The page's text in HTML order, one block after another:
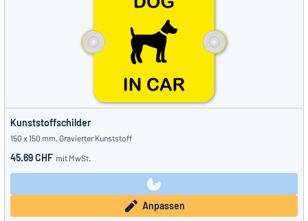
Kunststoffschilder
150 x 150 mm, Gravierter Kunststoff
45.69 CHF mit MwSt.
Anpassen